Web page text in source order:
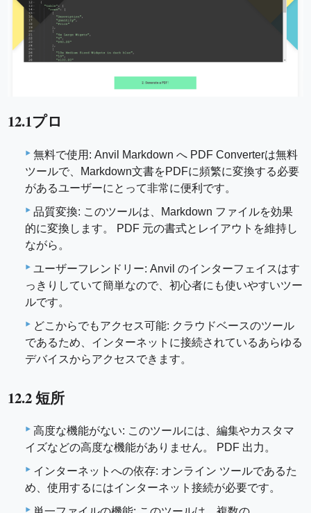
12.1プロ
無料で使用: Anvil Markdown へ PDF Converterは無料
ツールで、Markdown文書をPDFに頻繁に変換する必要
があるユーザーにとって非常に便利です。
品質変換: このツールは、Markdown ファイルを効果
的に変換します。 PDF 元の書式とレイアウトを維持し
ながら。
ユーザーフレンドリー: Anvil のインターフェイスはす
っきりしていて簡単なので、初心者にも使いやすいツー
ルです。
どこからでもアクセス可能: クラウドベースのツール
であるため、インターネットに接続されているあらゆる
デバイスからアクセスできます。
12.2 短所
高度な機能がない: このツールには、編集やカスタマ
イズなどの高度な機能がありません。 PDF 出力。
インターネットへの依存: オンライン ツールであるた
め、使用するにはインターネット接続が必要です。